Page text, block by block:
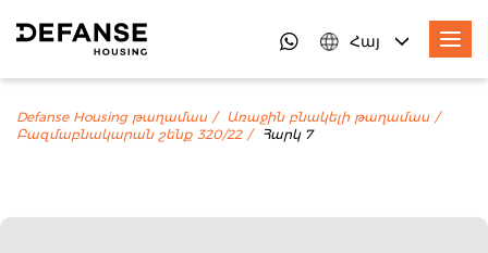
Հայ
Defanse Housing թաղամաս
Առաջին բնակելի թաղամաս
Բազմաբնակարան շենք 320/22
Հարկ 7